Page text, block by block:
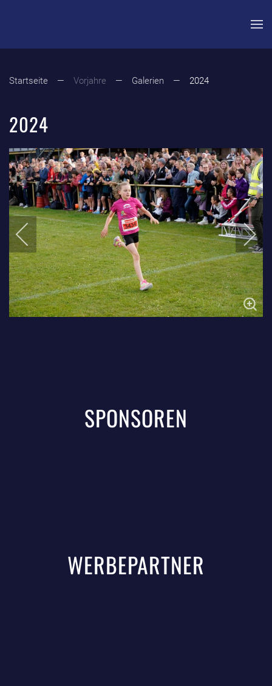
Startseite Vorjahre Galerien 2024
2024
SPONSOREN
WERBEPARTNER